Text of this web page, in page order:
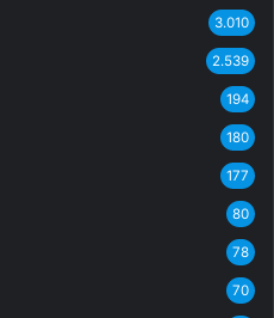
3.010
2.539
194
180
177
80
78
70